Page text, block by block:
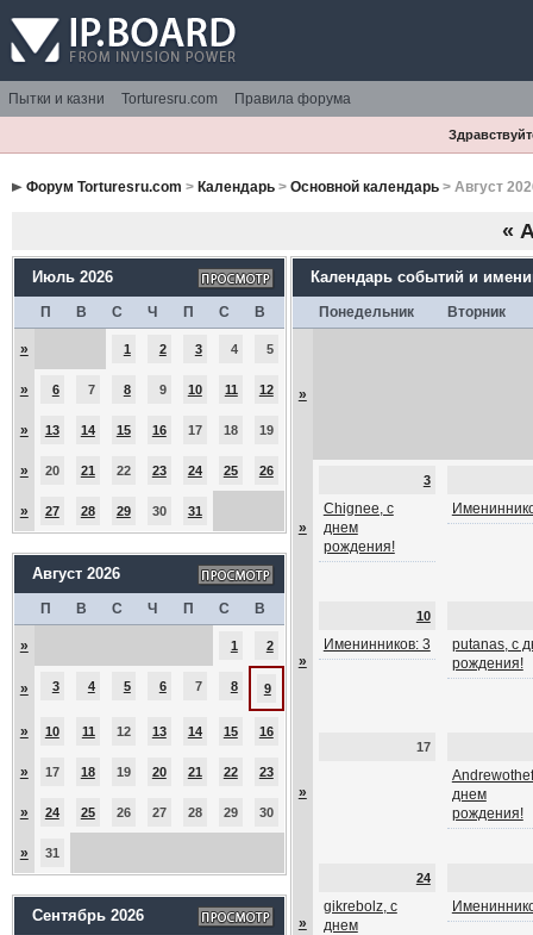
Пытки и казни Torturesru.com Правила форума
Форум Torturesru.com > Календарь> Основной календарь> Август
«
Июль 2026
П В С Ч П С В
» 1 2 3 4 5
» 6 7 8 9 10 11 12
» 13 14 15 16 17 18 19
» 20 21 22 23 24 25 26
» 27 28 29 30 31
Август 2026
П В С Ч П С В
» 1 2
» 3 4 5 6 7 8 9
» 10 11 12 13 14 15 16
» 17 18 19 20 21 22 23
» 24 25 26 27 28 29 30
» 31
Сентябрь 2026
Календарь событий и
Понедельник Вторник
»
»
3
Chignee, с
днем
рождения!
»
10
Именинников: 3
putanas, с
рождения!
»
17
днем
рождения!
»
24
gikrebolz, с
днем